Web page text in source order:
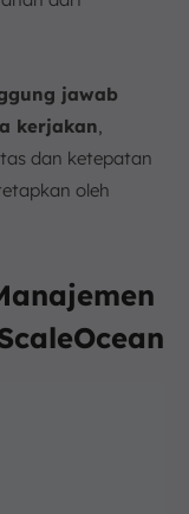
jawab
kerjakan,
dan ketepatan
oleh